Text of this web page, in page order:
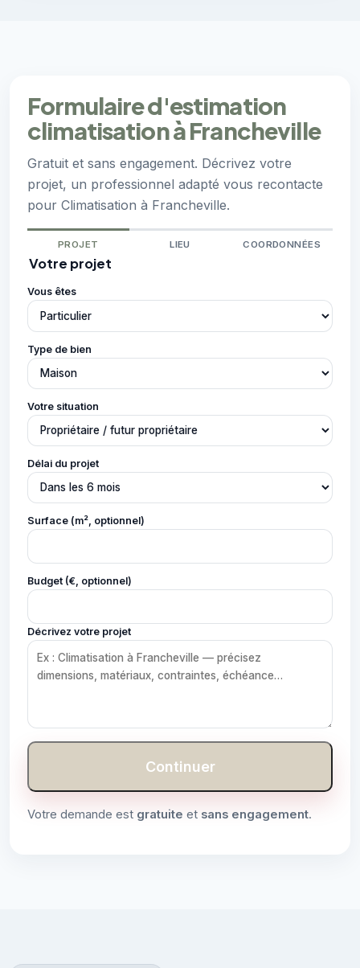
Formulaire d'estimation
climatisation à Francheville
Gratuit et sans engagement. Décrivez votre
projet, un professionnel adapté vous recontacte
pour Climatisation à Francheville.
PROJET LIEU COORDONNÉES
Votre projet
Vous êtes
Type de bien
Votre situation
Délai du projet
Surface (m², optionnel)
Budget (€, optionnel)
Décrivez votre projet
Continuer
Votre demande est gratuite et sans engagement.